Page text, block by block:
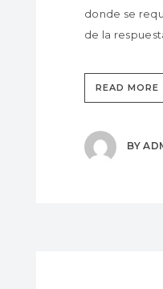
donde se
de la
READ MORE
BY